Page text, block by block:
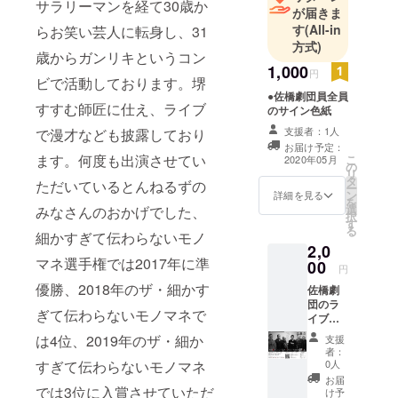
サラリーマンを経て30歳か
らお笑い芸人に転身し、31
歳からガンリキというコン
ビで活動しております。堺
すすむ師匠に仕え、ライブ
で漫才なども披露しており
ます。何度も出演させてい
ただいているとんねるずの
みなさんのおかげでした、
細かすぎて伝わらないモノ
マネ選手権では2017年に準
優勝、2018年のザ・細かす
ぎて伝わらないモノマネで
は4位、2019年のザ・細か
すぎて伝わらないモノマネ
では3位に入賞させていただ
TV
細かすぎて
伝わらない
モノマネ第
23回準優
勝。
第1回ザ・細
かすぎて伝
わらないモ
ノマネ4位。
第2回ザ・細
わらないモ
ノマネ3位。
ものまね 紅
CM
パチンコあ
ジョー丹下
が届きま
す(All-in
方式)
1,000円
●佐橋劇団員全員
のサイン色紙
支援者：1人
お届け予定：
2020年05月
詳細を見る
こ
の
リ
タ
ー
ン
を
選
択
す
る
2,0
00 円
佐橋劇
団のラ
イブご
招待券
支援
者：
0人
お届
け予